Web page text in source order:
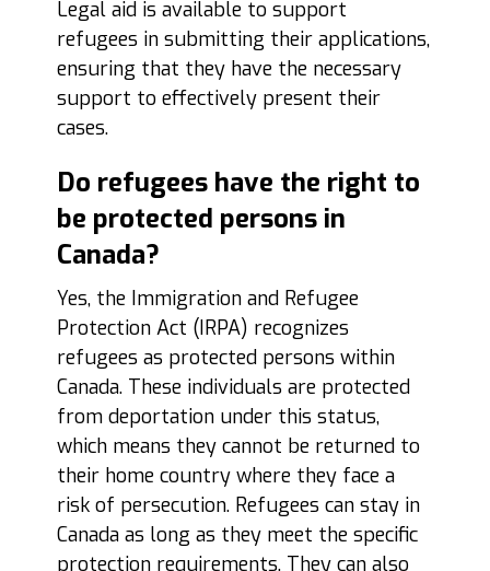
Legal aid is available to support
refugees in submitting their applications,
ensuring that they have the necessary
support to effectively present their
cases.
Do refugees have the right to
be protected persons in
Canada?
Yes, the Immigration and Refugee
Protection Act (IRPA) recognizes
refugees as protected persons within
Canada. These individuals are protected
from deportation under this status,
which means they cannot be returned to
their home country where they face a
risk of persecution. Refugees can stay in
Canada as long as they meet the specific
protection requirements. They can also